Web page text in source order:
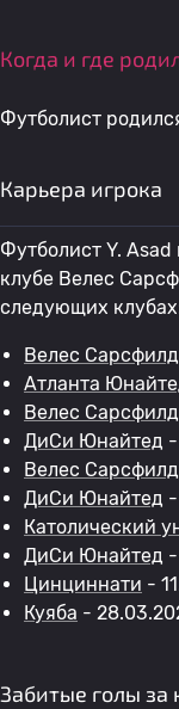
Когда и где
Футболист
Карьера игрока
Футболист Y.
клубе Велес
следующих
Велес Сарсфилд
Атланта
Велес Сарсфилд
ДиСи Юнайтед
Велес Сарсфилд
ДиСи Юнайтед
Католический
ДиСи Юнайтед
Цинциннати -
Куяба -
Забитые голы за